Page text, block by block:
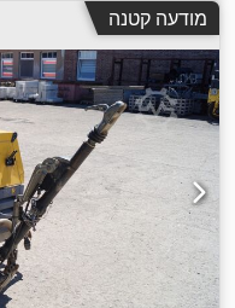
מודעה קטנה